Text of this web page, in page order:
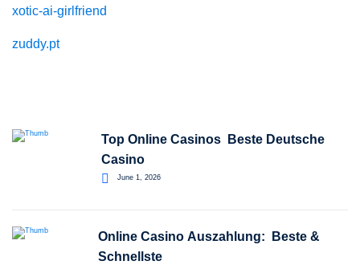
xotic-ai-girlfriend
zuddy.pt
Top Online Casinos ️ Beste Deutsche
Casino
June 1, 2026
Online Casino Auszahlung: ️ Beste &
Schnellste